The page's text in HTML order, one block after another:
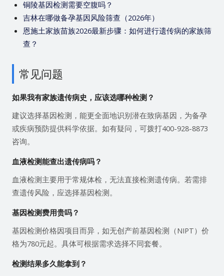
铜陵基因检测需要空腹吗？
吉林在哪做备孕基因风险筛查（2026年）
恩施土家族苗族2026最新步骤：如何进行遗传病的家族筛
查？
常见问题
如果我有家族遗传病史，应该选哪种检测？
建议选择基因检测，能更全面地识别潜在致病基因，为备孕
或疾病预防提供科学依据。如有疑问，可拨打400-928-8873
咨询。
血液检测能查出遗传病吗？
血液检测主要用于常规体检，无法直接检测遗传病。若需排
查遗传风险，应选择基因检测。
基因检测费用贵吗？
基因检测价格因项目而异，如无创产前基因检测（NIPT）价
格为780元起。具体可根据需求选择不同套餐。
检测结果多久能拿到？